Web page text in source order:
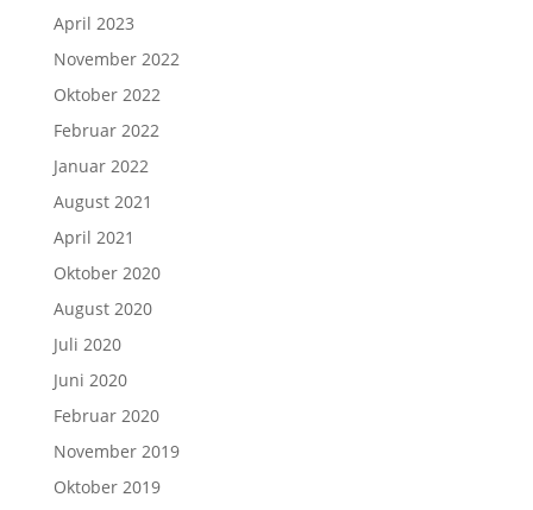
April 2023
November 2022
Oktober 2022
Februar 2022
Januar 2022
August 2021
April 2021
Oktober 2020
August 2020
Juli 2020
Juni 2020
Februar 2020
November 2019
Oktober 2019